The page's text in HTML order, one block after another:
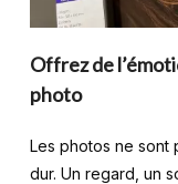
Offrez de
photo
Les photos ne sont
dur. Un regard, un